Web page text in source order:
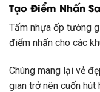
Tạo Điểm Nhấn
Tấm nhựa ốp tường
điểm nhấn cho các
Chúng mang lại vẻ
gian trở nên cuốn hút